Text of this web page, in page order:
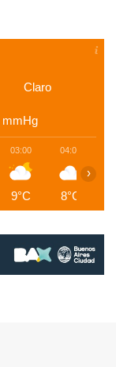
Claro
mmHg
03:00
9°C
04:00
8°C
›